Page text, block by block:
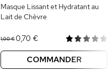
Masque Lissant et Hydratant au
Lait de Chèvre
1,00 €0,70 €
COMMANDER